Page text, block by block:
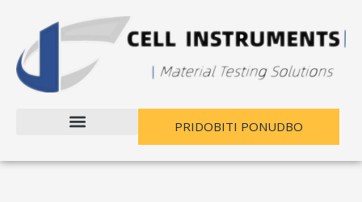
vsebino
PRIDOBITI PONUDBO